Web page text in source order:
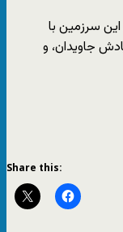
سرزمين با
جاويدان، و
Share this: